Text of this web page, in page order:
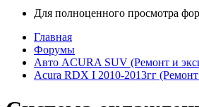
Для полноценного просмотра
Главная
Форумы
Авто ACURA SUV (Ремонт и
Acura RDX I 2010-2013гг